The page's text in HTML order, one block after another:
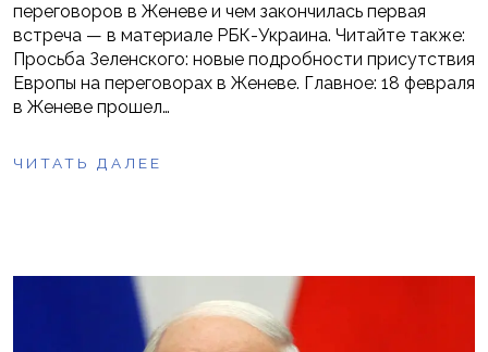
переговоров в Женеве и чем закончилась первая
встреча — в материале РБК-Украина. Читайте также:
Просьба Зеленского: новые подробности присутствия
Европы на переговорах в Женеве. Главное: 18 февраля
в Женеве прошел…
ЧИТАТЬ ДАЛЕЕ